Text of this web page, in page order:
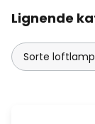
Lignende
Sorte